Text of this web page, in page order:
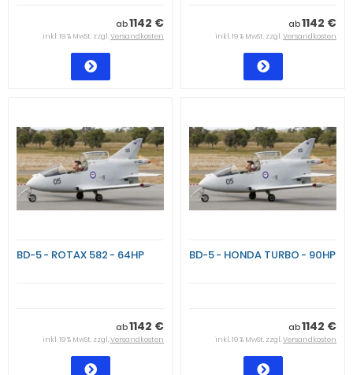
ab1142 €
inkl. 19 % MwSt. zzgl.Versandkosten
ab1142 €
inkl. 19 % MwSt. zzgl.Versandkosten
BD-5 - ROTAX 582 - 64HP
ab1142 €
inkl. 19 % MwSt. zzgl.Versandkosten
BD-5 - HONDA TURBO - 90HP
ab1142 €
inkl. 19 % MwSt. zzgl.Versandkosten